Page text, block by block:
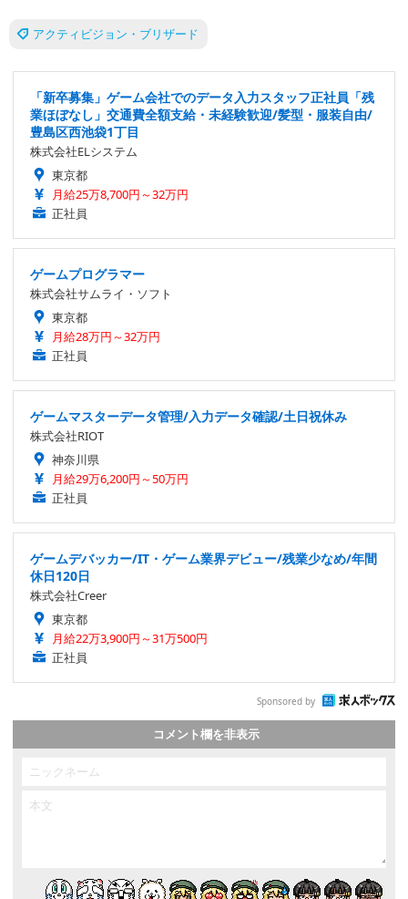
アクティビジョン・ブリザード
「新卒募集」ゲーム会社でのデータ入力スタッフ正社員「残
業ほぼなし」交通費全額支給・未経験歓迎/髪型・服装自由/
豊島区西池袋1丁目
株式会社ELシステム
東京都
月給25万8,700円～32万円
正社員
ゲームプログラマー
株式会社サムライ・ソフト
東京都
月給28万円～32万円
正社員
ゲームマスターデータ管理/入力データ確認/土日祝休み
株式会社RIOT
神奈川県
月給29万6,200円～50万円
正社員
ゲームデバッカー/IT・ゲーム業界デビュー/残業少なめ/年間
休日120日
株式会社Creer
東京都
月給22万3,900円～31万500円
正社員
Sponsored by
コメント欄を非表示